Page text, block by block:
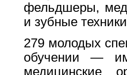
фельдшеры,
и зубные
279 молодых
обучении — им
медицинские